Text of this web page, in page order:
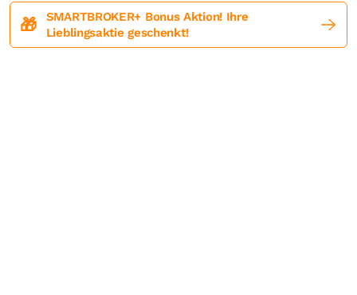
🎁
SMARTBROKER+ Bonus Aktion! Ihre
Lieblingsaktie geschenkt!